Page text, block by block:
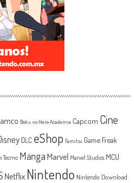
Boku no Hero Academia Capcom Cine
DLC eShop Famitsu Game Freak
Tecmo MangaMarvel Marvel Studios MCU
Netflix Nintendo Nintendo Download